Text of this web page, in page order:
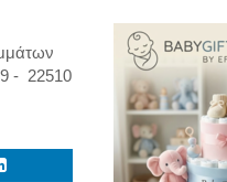
- 22510